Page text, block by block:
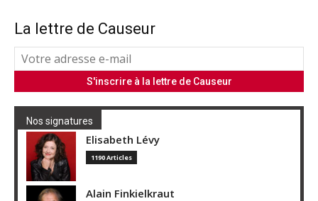
La lettre de Causeur
Nos signatures
Elisabeth Lévy
1190 Articles
Alain Finkielkraut